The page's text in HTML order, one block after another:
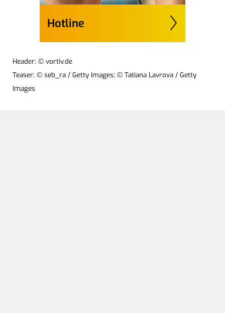
Hotline
Header: © vortiv.de
Teaser: © seb_ra / Getty Images; © Tatiana Lavrova / Getty
Images